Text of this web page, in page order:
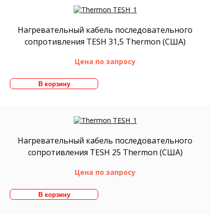
Нагревательный кабель последовательного
сопротивления TESH 31,5 Thermon (США)
Цена по запросу
Нагревательный кабель последовательного
сопротивления TESH 25 Thermon (США)
Цена по запросу